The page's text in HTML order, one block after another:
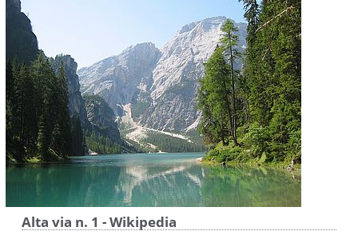
Alta via n. 1 - Wikipedia